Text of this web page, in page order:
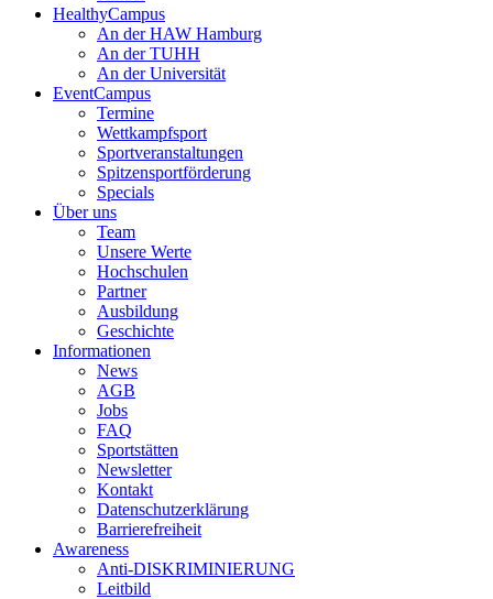
HealthyCampus
An der HAW Hamburg
An der TUHH
An der Universität
EventCampus
Termine
Wettkampfsport
Sportveranstaltungen
Spitzensportförderung
Specials
Über uns
Team
Unsere Werte
Hochschulen
Partner
Ausbildung
Geschichte
Informationen
News
AGB
Jobs
FAQ
Sportstätten
Newsletter
Kontakt
Datenschutzerklärung
Barrierefreiheit
Awareness
Anti-DISKRIMINIERUNG
Leitbild